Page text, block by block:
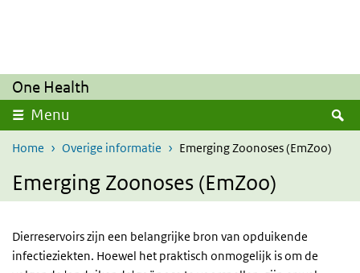
One Health
Menu
Home Overige informatie Emerging Zoonoses (EmZoo)
Emerging Zoonoses (EmZoo)
Dierreservoirs zijn een belangrijke bron van opduikende
infectieziekten. Hoewel het praktisch onmogelijk is om de